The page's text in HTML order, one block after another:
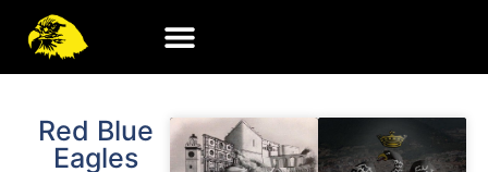
Red Blue
Eagles